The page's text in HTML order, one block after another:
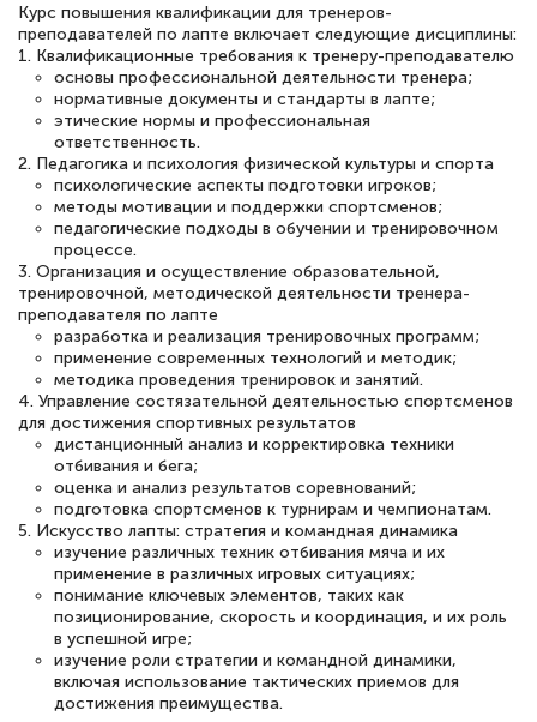
Елена Петрикс
Знаток города 5 уровня
11 марта 2026
Всем добрый день! Я прошла курс
повышени каалификации по
специальности «Тренер-преподаватель
по тяжелой атлетике»! Хочется
подчеркуть, что при обращении
оперативно связались со мной
специалисты, ответили на все
интересующие вопросы и в течении
двух…
Светлана К
Знаток города 7 уровня
10 марта 2026
Оставила заявку на обучение онлайн, мне
быстро ответили, разъяснили все детали.
Курс повышения квалификации для тренеров-
преподавателей по лапте включает следующие дисциплины:
1. Квалификационные требования к тренеру-преподавателю
основы профессиональной деятельности тренера;
нормативные документы и стандарты в лапте;
этические нормы и профессиональная
ответственность.
2. Педагогика и психология физической культуры и спорта
психологические аспекты подготовки игроков;
методы мотивации и поддержки спортсменов;
педагогические подходы в обучении и тренировочном
процессе.
3. Организация и осуществление образовательной,
тренировочной, методической деятельности тренера-
преподавателя по лапте
разработка и реализация тренировочных программ;
применение современных технологий и методик;
методика проведения тренировок и занятий.
4. Управление состязательной деятельностью спортсменов
для достижения спортивных результатов
дистанционный анализ и корректировка техники
отбивания и бега;
оценка и анализ результатов соревнований;
подготовка спортсменов к турнирам и чемпионатам.
5. Искусство лапты: стратегия и командная динамика
изучение различных техник отбивания мяча и их
применение в различных игровых ситуациях;
понимание ключевых элементов, таких как
позиционирование, скорость и координация, и их роль
в успешной игре;
изучение роли стратегии и командной динамики,
включая использование тактических приемов для
достижения преимущества.